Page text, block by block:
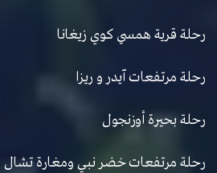
رحلة قرية همسي كوي زيغانا
رحلة مرتفعات آيدر و ريزا
رحلة بحيرة أوزنجول
رحلة مرتفعات خضر نبي ومغارة تشال